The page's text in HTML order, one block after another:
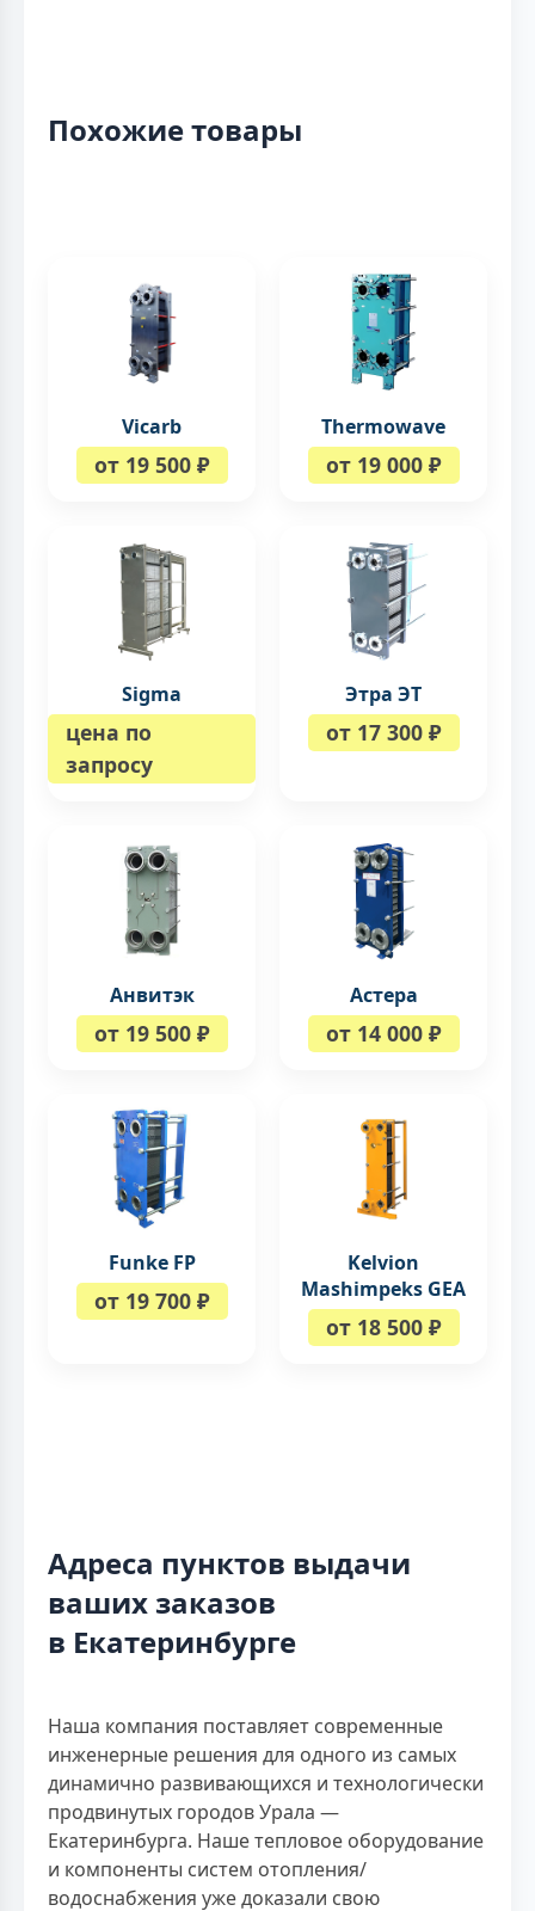
Похожие товары
Vicarb
от 19 500 ₽
Thermowave
от 19 000 ₽
Sigma
цена по
запросу
Этра ЭТ
от 17 300 ₽
Анвитэк
от 19 500 ₽
Астера
от 14 000 ₽
Funke FP
от 19 700 ₽
Kelvion
Mashimpeks GEA
от 18 500 ₽
Адреса пунктов выдачи
ваших заказов
в Екатеринбурге
Наша компания поставляет современные
инженерные решения для одного из самых
динамично развивающихся и технологически
продвинутых городов Урала —
Екатеринбурга. Наше тепловое оборудование
и компоненты систем отопления/
водоснабжения уже доказали свою